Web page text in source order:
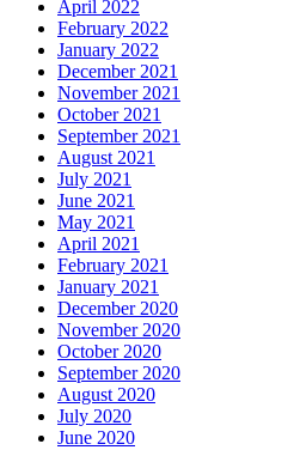
April 2022
February 2022
January 2022
December 2021
November 2021
October 2021
September 2021
August 2021
July 2021
June 2021
May 2021
April 2021
February 2021
January 2021
December 2020
November 2020
October 2020
September 2020
August 2020
July 2020
June 2020